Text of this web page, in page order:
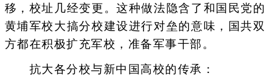
移，校址几经变更。这种做法隐含了和国民党的
黄埔军校大搞分校建设进行对垒的意味，国共双
方都在积极扩充军校，准备军事干部。
抗大各分校与新中国高校的传承：